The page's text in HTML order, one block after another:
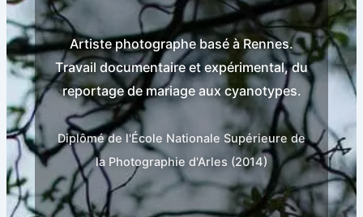
Artiste photographe basé à Rennes.
Travail documentaire et expérimental, du
reportage de mariage aux cyanotypes.
Diplômé de l'École Nationale Supérieure de
la Photographie d'Arles (2014)